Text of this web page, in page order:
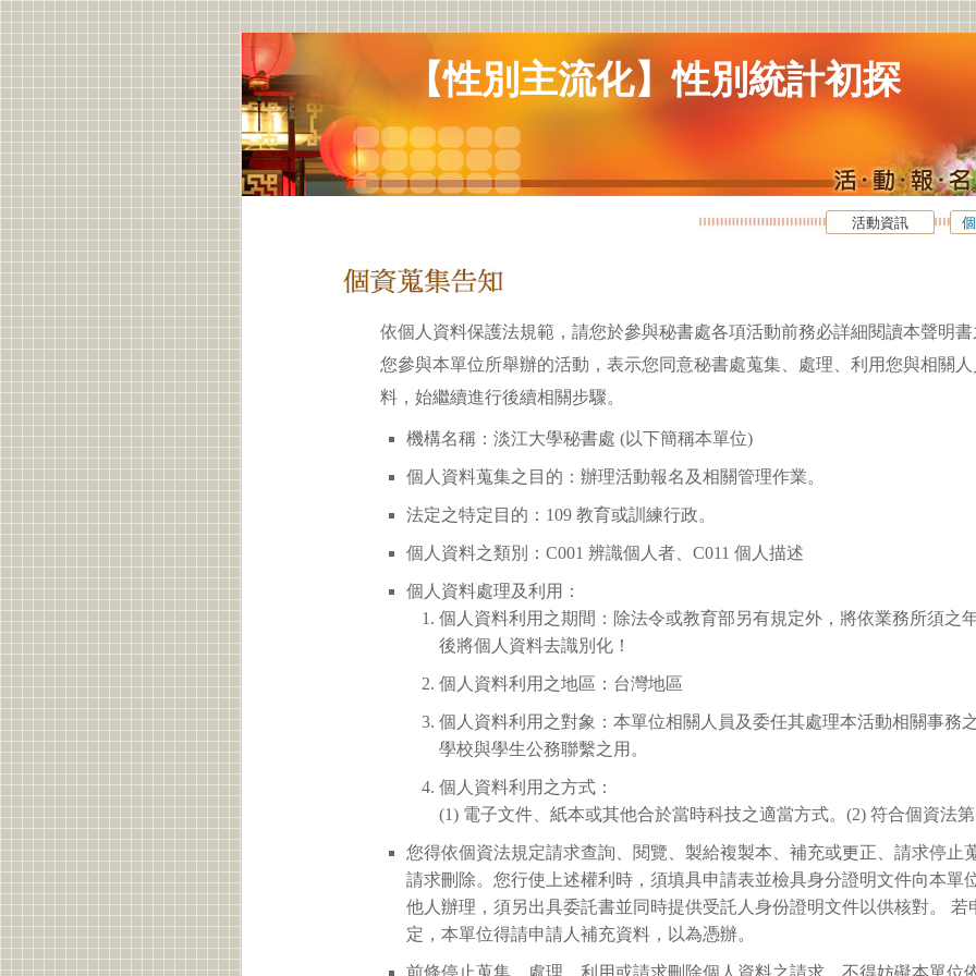
【性別主流化】性別統計初探
活動資訊
依個人資料保護法規範，請您於參與秘書處各項活動前務必詳細閱讀本聲明
您參與本單位所舉辦的活動，表示您同意秘書處蒐集、處理、利用您與相關
料，始繼續進行後續相關步驟。
機構名稱：淡江大學秘書處 (以下簡稱本單位)
個人資料蒐集之目的：辦理活動報名及相關管理作業。
法定之特定目的：109 教育或訓練行政。
個人資料之類別：C001 辨識個人者、C011 個人描述
個人資料處理及利用：
個人資料利用之期間：除法令或教育部另有規定外，將依業務所須之
後將個人資料去識別化！
個人資料利用之地區：台灣地區
個人資料利用之對象：本單位相關人員及委任其處理本活動相關事務
學校與學生公務聯繫之用。
個人資料利用之方式：
(1) 電子文件、紙本或其他合於當時科技之適當方式。(2) 符合個資法
您得依個資法規定請求查詢、閱覽、製給複製本、補充或更正、請求停止
請求刪除。您行使上述權利時，須填具申請表並檢具身分證明文件向本單
他人辦理，須另出具委託書並同時提供受託人身份證明文件以供核對。 若
定，本單位得請申請人補充資料，以為憑辦。
前條停止蒐集、處理、利用或請求刪除個人資料之請求，不得妨礙本單位